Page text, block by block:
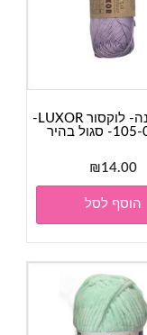
חוט כותנה- לוקסור LUXOR-
₪14.00
הוסף לסל